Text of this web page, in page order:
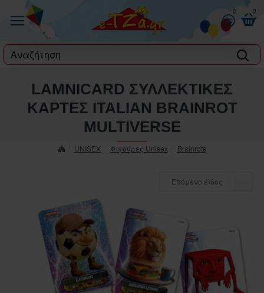
0 0
label
UNISEX Φιγούρες Unisex Brainrots
LAMNICARD ΣΥΛΛΕΚΤΙΚΕΣ
ΚΑΡΤΕΣ ITALIAN BRAINROT
MULTIVERSE
Επόμενο είδος